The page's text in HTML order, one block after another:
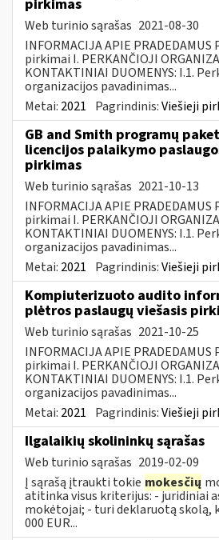
pirkimas
Web turinio sąrašas 2021-08-30
INFORMACIJA APIE
pirkimai I. PERKANČIOJI
KONTAKTINIAI DUOMENYS: I.1.
organizacijos pavadinimas...
Metai: 2021 Pagrindinis:Viešieji
GB and Smith programų
licencijos palaikymo
pirkimas
Web turinio sąrašas 2021-10-13
INFORMACIJA APIE
pirkimai I. PERKANČIOJI
KONTAKTINIAI DUOMENYS: I.1.
organizacijos pavadinimas...
Metai: 2021 Pagrindinis:Viešieji
Kompiuterizuoto audito
plėtros paslaugų viešasis
Web turinio sąrašas 2021-10-25
INFORMACIJA APIE
pirkimai I. PERKANČIOJI
KONTAKTINIAI DUOMENYS: I.1.
organizacijos pavadinimas...
Metai: 2021 Pagrindinis:Viešieji
Ilgalaikių skolininkų sąrašas
Web turinio sąrašas 2019-02-09
Į sąrašą įtraukti tokie mokesčių
atitinka visus kriterijus: - juridiniai
mokėtojai; - turi deklaruotą skolą,
000 EUR...